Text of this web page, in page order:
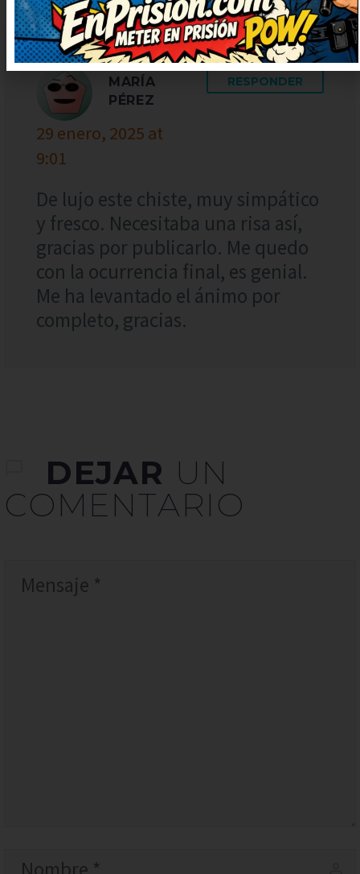
MARÍA
PÉREZ
29 enero, 2025 at
9:01
RESPONDER
De lujo este chiste, muy simpático
y fresco. Necesitaba una risa así,
gracias por publicarlo. Me quedo
con la ocurrencia final, es genial.
Me ha levantado el ánimo por
completo, gracias.
DEJAR UN
COMENTARIO